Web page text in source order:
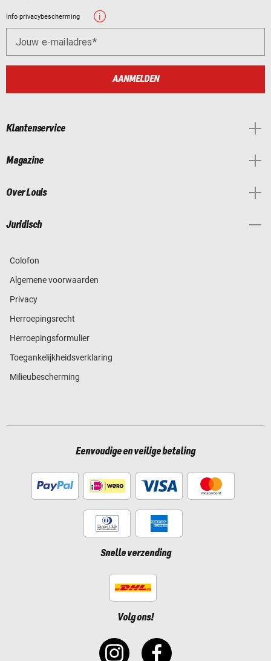
Info privacybescherming
Jouw e-mailadres
AANMELDEN
Klantenservice
Magazine
Over Louis
Juridisch
Colofon
Algemene voorwaarden
Privacy
Herroepingsrecht
Herroepingsformulier
Toegankelijkheidsverklaring
Milieubescherming
Eenvoudige en veilige betaling
Snelle verzending
Volg ons!